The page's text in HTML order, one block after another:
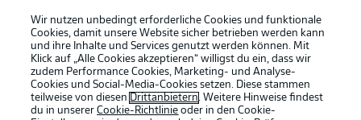
Wir nutzen unbedingt erforderliche Cookies und funktionale
Cookies, damit unsere Website sicher betrieben werden kann
und ihre Inhalte und Services genutzt werden können. Mit
Klick auf „Alle Cookies akzeptieren“ willigst du ein, dass wir
zudem Performance Cookies, Marketing- und Analyse-
Cookies und Social-Media-Cookies setzen. Diese stammen
teilweise von diesen Drittanbietern. Weitere Hinweise findest
du in unsererCookie-Richtlinie oder in den Cookie-